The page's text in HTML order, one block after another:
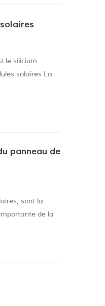
le silicium
solaires La
et des
en qualité
panneau de
sont la
de la
consiste à
piles de